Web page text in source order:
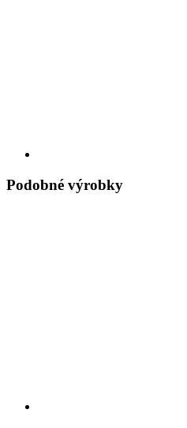
Podobné výrobky